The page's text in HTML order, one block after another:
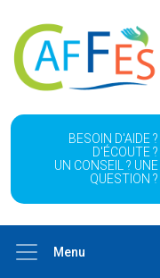
BESOIN D'AIDE ?
D'ÉCOUTE ?
UN CONSEIL ? UNE
QUESTION ?
Menu